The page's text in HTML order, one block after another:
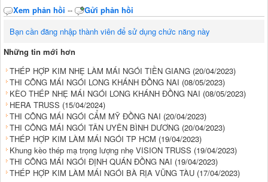
Xem phản hồi --
Gửi phản hồi
Bạn cần đăng nhập thành viên để sử dụng chức năng này
Những tin mới hơn
THÉP HỢP KIM NHẸ LÀM MÁI NGÓI TIỀN GIANG (20/04/2023)
THI CÔNG MÁI NGÓI LONG KHÁNH ĐỒNG NAI (08/05/2023)
KÈO THÉP NHẸ MÁI NGÓI LONG KHÁNH ĐỒNG NAI (08/05/2023)
HERA TRUSS (15/04/2024)
THI CÔNG MÁI NGÓI CẨM MỸ ĐỒNG NAI (20/04/2023)
THI CÔNG MÁI NGÓI TÂN UYÊN BÌNH DƯƠNG (20/04/2023)
THÉP HỢP KIM LÀM MÁI NGÓI TP HCM (19/04/2023)
Khung kèo thép mạ trọng lượng nhẹ VISION TRUSS (19/04/2023)
THI CÔNG MÁI NGÓI ĐỊNH QUÁN ĐỒNG NAI (19/04/2023)
THÉP HỢP KIM LÀM MÁI NGÓI BÀ RỊA VŨNG TÀU (17/04/2023)